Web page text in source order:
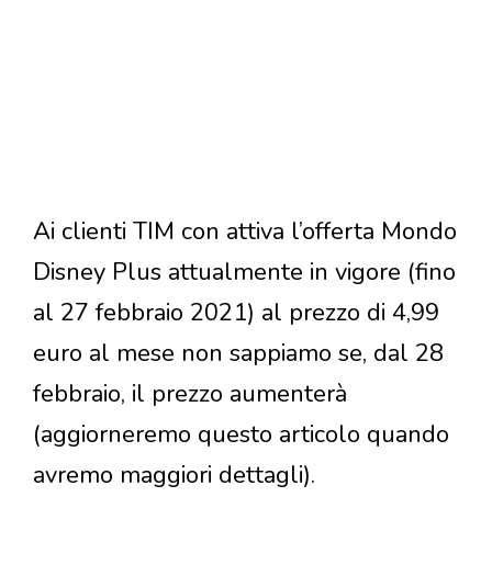
Ai clienti TIM con attiva l’offerta Mondo
Disney Plus attualmente in vigore (fino
al 27 febbraio 2021) al prezzo di 4,99
euro al mese non sappiamo se, dal 28
febbraio, il prezzo aumenterà
(aggiorneremo questo articolo quando
avremo maggiori dettagli).